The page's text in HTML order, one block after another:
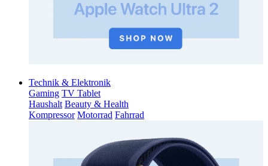
Technik & Elektronik
Gaming TV Tablet
Haushalt Beauty & Health
Kompressor Motorrad Fahrrad